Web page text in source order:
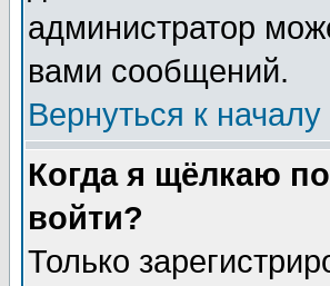
администратор
вами сообщений.
Вернуться к началу
Когда я щёлкаю
войти?
Только